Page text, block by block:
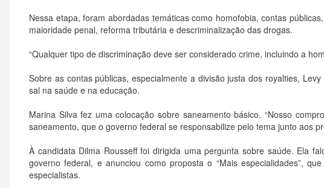
Nessa etapa, foram abordadas temáticas como homofobia, contas
maioridade penal, reforma tributária e descriminalização das drogas.
“Qualquer tipo de discriminação deve ser considerado crime, incluindo a
Sobre as contas públicas, especialmente a divisão justa dos royalties,
sal na saúde e na educação.
Marina Silva fez uma colocação sobre saneamento básico. “Nosso
saneamento, que o governo federal se responsabilize pelo tema junto aos
À candidata Dilma Rousseff foi dirigida uma pergunta sobre saúde. Ela
governo federal, e anunciou como proposta o “Mais especialidades”,
especialistas.